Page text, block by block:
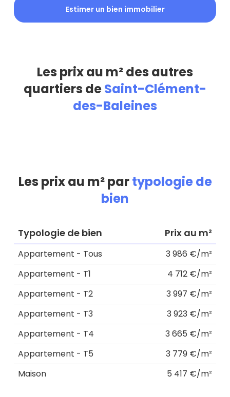
Estimer un bien immobilier
Les prix au m² des autres
quartiers deSaint-Clément-
des-Baleines
Les prix au m² partypologie de
bien
Typologie de bien Prix au m²
Appartement - Tous
3 986 €/m²
Appartement - T1
4 712 €/m²
Appartement - T2
3 997 €/m²
Appartement - T3
3 923 €/m²
Appartement - T4
3 665 €/m²
Appartement - T5
3 779 €/m²
Maison
5 417 €/m²